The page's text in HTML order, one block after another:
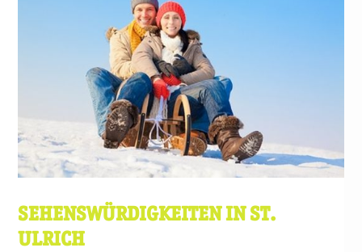
SEHENSWÜRDIGKEITEN IN ST.
ULRICH